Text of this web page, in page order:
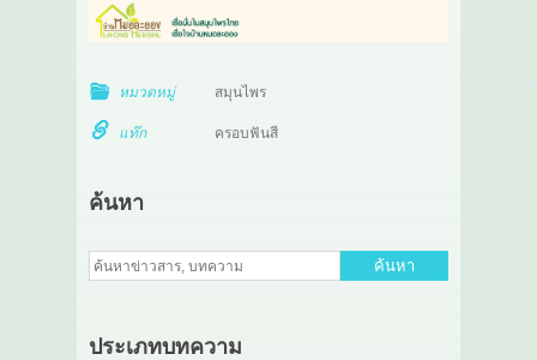
หมวดหมู่ สมุนไพร
แท๊ก ครอบฟันสี
ค้นหา
ค้นหา
ประเภทบทความ